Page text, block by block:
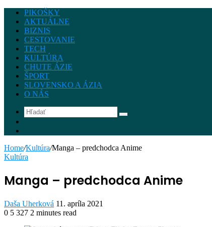
PIKOŠKY
AKTUÁLNE
BIZNIS
CESTOVANIE
TECH
KULTÚRA
CHUTE ÁZIE
ŠPORT
SLOVENSKO A ÁZIA
O NÁS
Hľadať
Home/Kultúra/Manga – predchodca Anime
Kultúra
Manga – predchodca Anime
Daša Uherková Send
an
11. apríla 2021
0 5 327 2 minutes read